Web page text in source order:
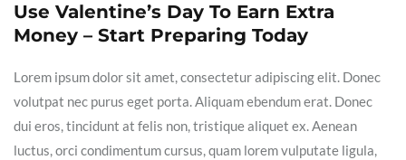
Use Valentine’s Day To Earn Extra
Money – Start Preparing Today
Lorem ipsum dolor sit amet, consectetur adipiscing elit. Donec
volutpat nec purus eget porta. Aliquam ebendum erat. Donec
dui eros, tincidunt at felis non, tristique aliquet ex. Aenean
luctus, orci condimentum cursus, quam lorem vulputate ligula,